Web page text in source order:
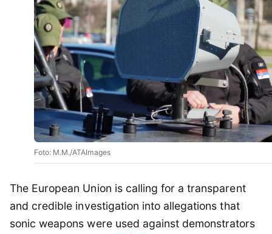
Foto: M.M./ATAImages
The European Union is calling for a transparent
and credible investigation into allegations that
sonic weapons were used against demonstrators